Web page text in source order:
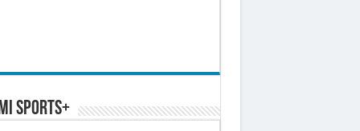
SPORTS+